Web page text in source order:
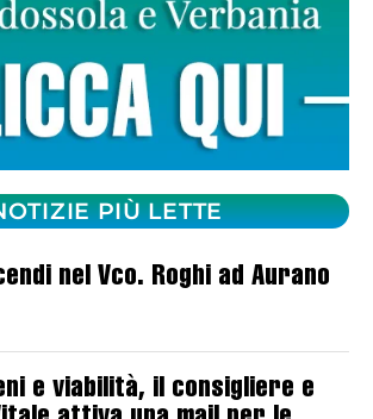
PIÙ LETTE
nel Vco. Roghi ad Aurano
e viabilità, il consigliere e